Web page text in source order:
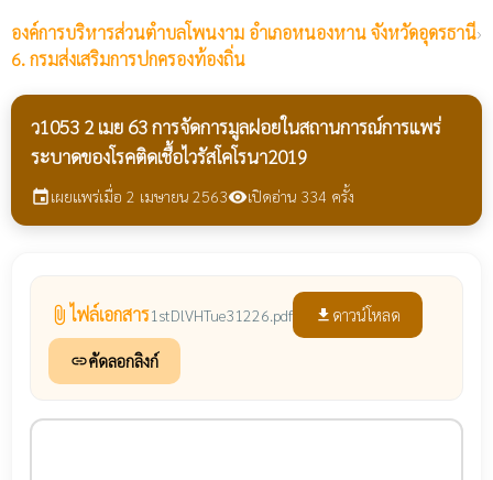
องค์การบริหารส่วนตำบลโพนงาม อำเภอหนองหาน จังหวัดอุดรธานี›
6. กรมส่งเสริมการปกครองท้องถิ่น
ว1053 2 เมย 63 การจัดการมูลฝอยในสถานการณ์การแพร่
ระบาดของโรคติดเชื้อไวรัสโคโรนา2019
eventเผยแพร่เมื่อ 2 เมษายน 2563visibilityเปิดอ่าน 334 ครั้ง
attach_file ไฟล์เอกสาร1stDlVHTue31226.pdf file_download ดาวน์โหลด
linkคัดลอกลิงก์